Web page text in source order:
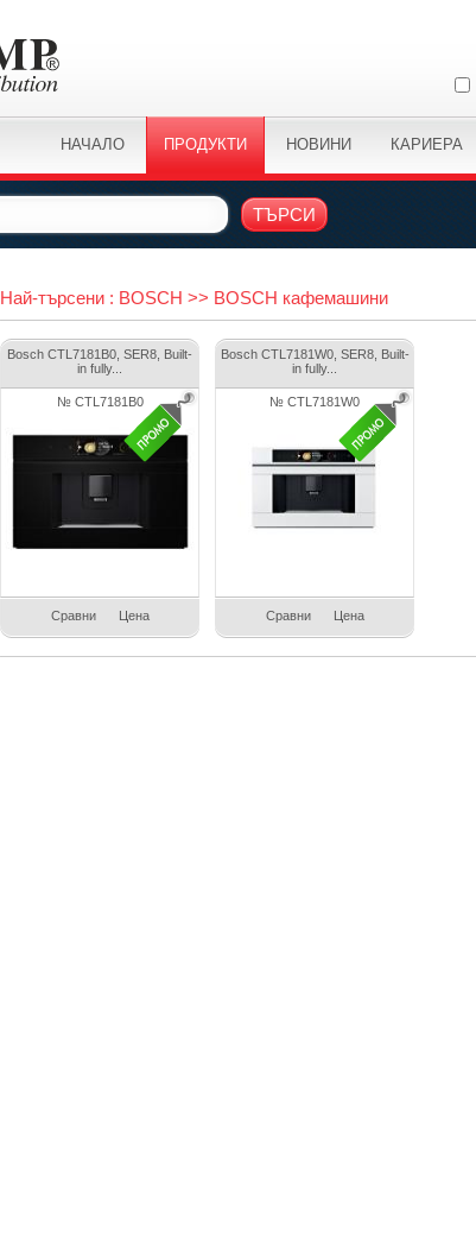
НАЧАЛО ПРОДУКТИ НОВИНИ КАРИЕРА
ТЪРСИ
Най-търсени : BOSCH >> BOSCH кафемашини
Bosch CTL7181B0, SER8, Built-
in fully...
№ CTL7181B0
Сравни Цена
Bosch CTL7181W0, SER8, Built-
in fully...
№ CTL7181W0
Сравни Цена